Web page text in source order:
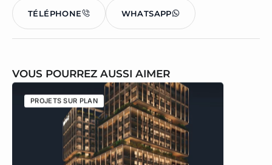
TÉLÉPHONE WHATSAPP
VOUS POURREZ AUSSI AIMER
PROJETS SUR PLAN